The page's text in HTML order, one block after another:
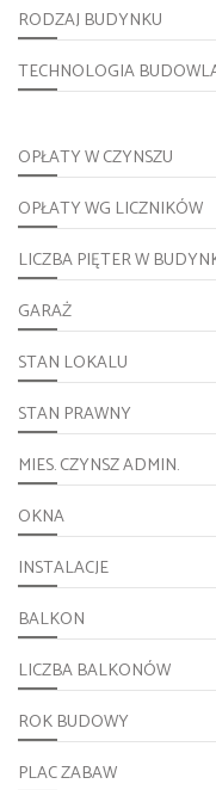
RODZAJ BUDYNKU
TECHNOLOGIA
OPŁATY W CZYNSZU
OPŁATY WG LICZNIKÓW
LICZBA PIĘTER W
GARAŻ
STAN LOKALU
STAN PRAWNY
MIES. CZYNSZ ADMIN.
OKNA
INSTALACJE
BALKON
LICZBA BALKONÓW
ROK BUDOWY
PLAC ZABAW